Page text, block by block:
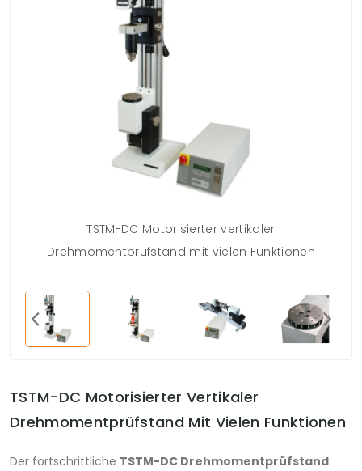
TSTM-DC Motorisierter vertikaler
Drehmomentprüfstand mit vielen Funktionen
TSTM-DC Motorisierter Vertikaler
Drehmomentprüfstand Mit Vielen Funktionen
Der fortschrittliche TSTM-DC Drehmomentprüfstand